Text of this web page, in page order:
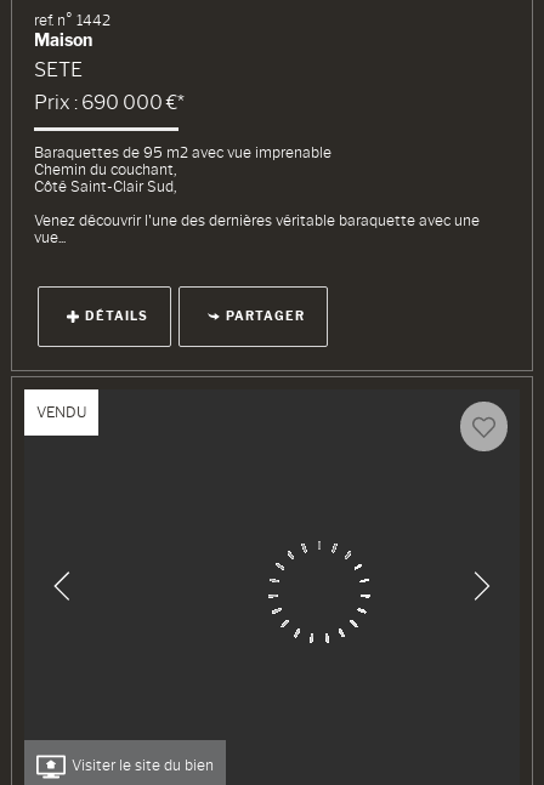
ref. n° 1442
Maison
SETE
Prix : 690 000 €*
Baraquettes de 95 m2 avec vue imprenable
Chemin du couchant,
Côté Saint-Clair Sud,
Venez découvrir l'une des dernières véritable baraquette avec une
vue...
DÉTAILS PARTAGER
Visiter le site du bien
VENDU